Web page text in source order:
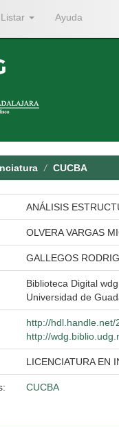
Listar Ayuda
CUCBA
ANÁLISIS
OLVERA VARGAS
GALLEGOS
Biblioteca Digital
Universidad de
http://
http://
LICENCIATURA EN
CUCBA